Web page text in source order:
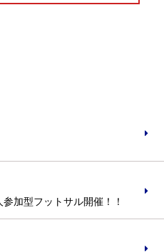
加型フットサル開催！！